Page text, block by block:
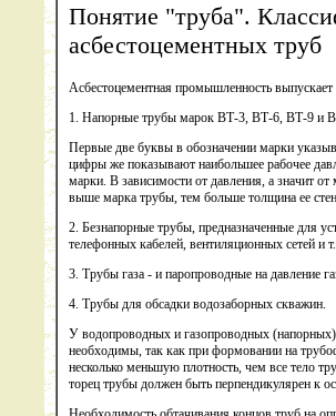
Понятие "труба".
асбестоцементных труб
Асбестоцементная промышленность
1. Напорные трубы марок ВТ-3, ВТ-6, ВТ-9 и
Первые две буквы в обозначении марки
цифры же показывают наибольшее рабочее
марки. В зависимости от давления, а значит
выше марка трубы, тем больше толщина ее
2. Безнапорные трубы, предназначенные для
телефонных кабелей, вентиляционных сетей и
3. Трубы газа - и паропроводные на давление
4. Трубы для обсадки водозаборных скважин.
У водопроводных и газопроводных
необходимы, так как при формовании на
несколько меньшую плотность, чем все тело
торец трубы должен быть перпендикулярен к